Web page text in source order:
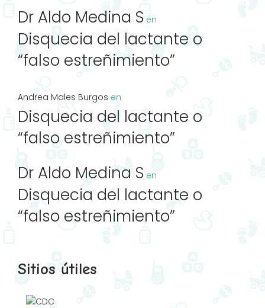
Dr Aldo Medina S en
Disquecia del lactante o
“falso estreñimiento”
Andrea Males Burgos en
Disquecia del lactante o
“falso estreñimiento”
Dr Aldo Medina S en
Disquecia del lactante o
“falso estreñimiento”
Sitios útiles